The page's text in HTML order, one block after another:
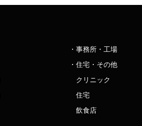
・事務所・工場
・住宅・その他
クリニック
住宅
飲食店